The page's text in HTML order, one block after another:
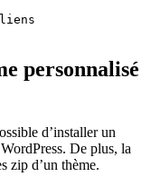
personnalisé
d’installer un
De plus, la
zip d’un thème.